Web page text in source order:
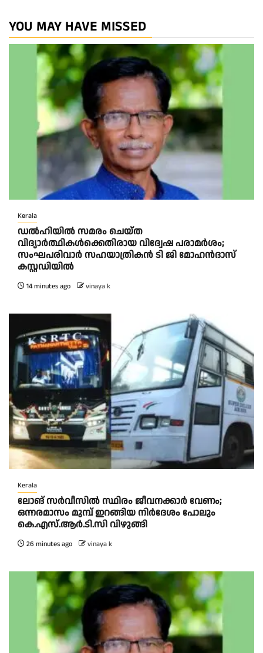
YOU MAY HAVE MISSED
Kerala
ഡൽഹിയിൽ സമരം ചെയ്ത
വിദ്യാർത്ഥികൾക്കെതിരായ വിദ്വേഷ പരാമർശം;
സംഘപരിവാർ സഹയാത്രികൻ ടി ജി മോഹന്‍ദാസ്
കസ്റ്റഡിയിൽ
14 minutes ago vinaya k
Kerala
ലോങ് സർവീസിൽ സ്ഥിരം ജീവനക്കാർ വേണം;
ഒന്നരമാസം മുമ്പ് ഇറങ്ങിയ നിർദേശം പോലും
കെ.എസ്.ആർ.ടി.സി വിഴുങ്ങി
26 minutes ago vinaya k